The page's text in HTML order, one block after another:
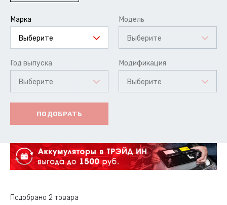
Марка
Выберите
Модель
Выберите
Год выпуска
Выберите
Модификация
Выберите
ПОДОБРАТЬ
Подобрано 2 товара